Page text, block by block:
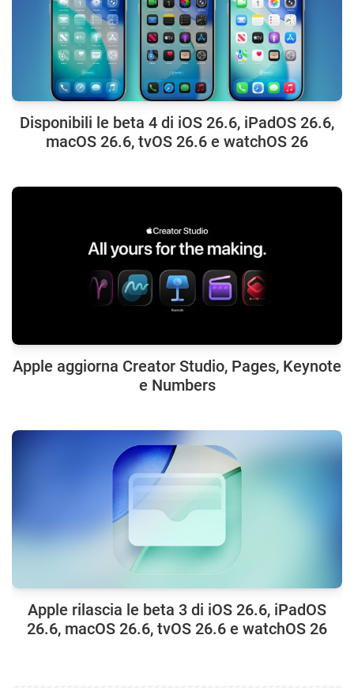
Disponibili le beta 4 di iOS 26.6, iPadOS 26.6,
macOS 26.6, tvOS 26.6 e watchOS 26
Apple aggiorna Creator Studio, Pages, Keynote
e Numbers
Apple rilascia le beta 3 di iOS 26.6, iPadOS
26.6, macOS 26.6, tvOS 26.6 e watchOS 26